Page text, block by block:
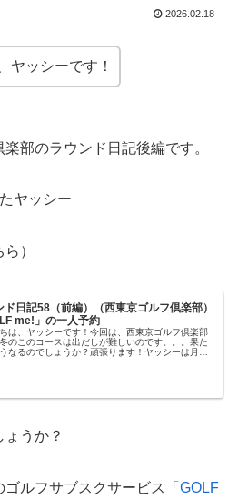
2026.02.18
ヤッシーです！
部のラウンド日記後編です。
ヤッシー
）
ド日記58（前編）（西東京ゴルフ倶楽部）
me!」の一人予約
は、ヤッシーです！今回は、西東京ゴルフ倶楽部
のこのコースは出だしが難しいのです。。。果た
なるのでしょうか？頑張ります！ヤッシーは月額
うか？
ルフサブスクサービス 「GOLF